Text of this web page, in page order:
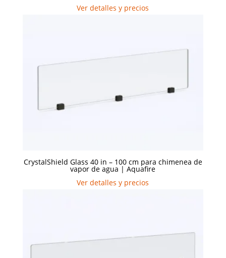
Ver detalles y precios
CrystalShield Glass 40 in – 100 cm para chimenea de
vapor de agua | Aquafire
Ver detalles y precios